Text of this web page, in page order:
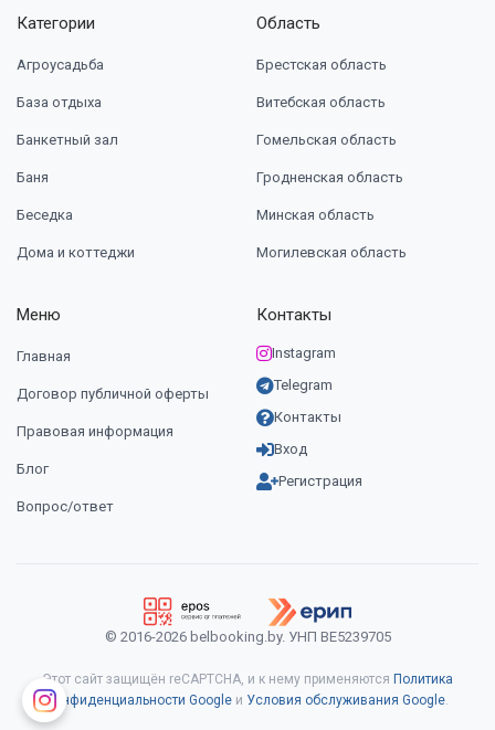
Категории
Агроусадьба
База отдыха
Банкетный зал
Баня
Беседка
Дома и коттеджи
Область
Брестская область
Витебская область
Гомельская область
Гродненская область
Минская область
Могилевская область
Меню
Главная
Договор публичной оферты
Правовая информация
Блог
Вопрос/ответ
Контакты
Instagram
Telegram
Контакты
Вход
Регистрация
© 2016-2026 belbooking.by. УНП ВЕ5239705
Этот сайт защищён reCAPTCHA, и к нему применяются Политика
конфиденциальности Googleи Условия обслуживания Google.